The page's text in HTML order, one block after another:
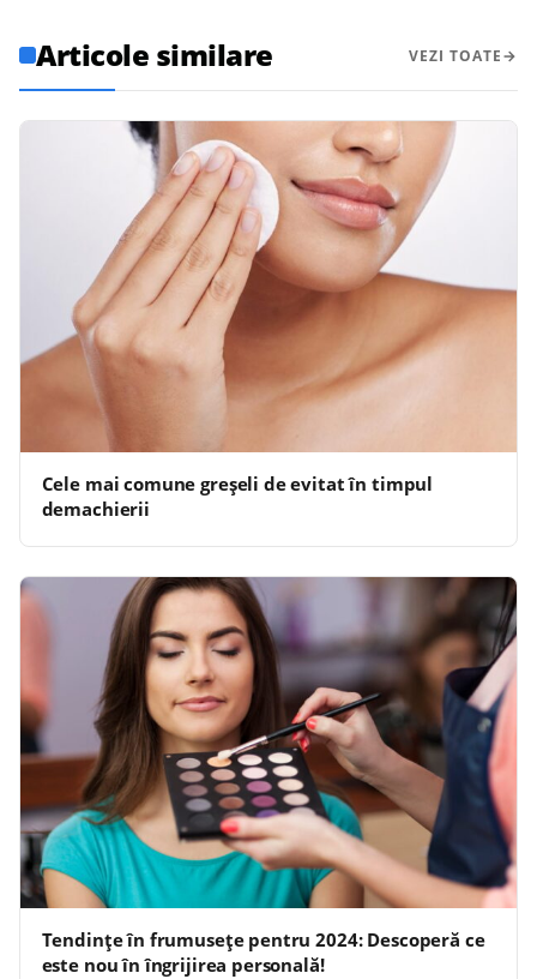
Articole similare VEZI TOATE
Cele mai comune greșeli de evitat în timpul
demachierii
Tendințe în frumusețe pentru 2024: Descoperă ce
este nou în îngrijirea personală!